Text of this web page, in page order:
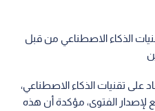
الذكاء الاصطناعي من قبل
على تقنيات الذكاء الاصطناعي،
لإصدار الفتوى، مؤكدة أن هذه